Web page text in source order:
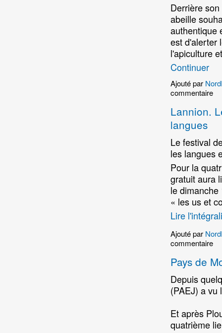
Derrière
abeille
authentique
est d'alerter
l'apiculture
Continuer
Ajouté par
commentaire
Lannion.
langues
Le festival
les langues
Pour la
gratuit aura
le
« les us et
Lire
Ajouté par
commentaire
Pays de
Depuis
(PAEJ) a
Et après
quatrième